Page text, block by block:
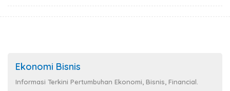
Ekonomi Bisnis
Informasi Terkini Pertumbuhan Ekonomi, Bisnis, Financial.